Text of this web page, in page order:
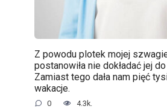
Z powodu plotek mojej
postanowiła nie dokładać jej
Zamiast tego dała nam pięć
wakacje.
0 4.3k.